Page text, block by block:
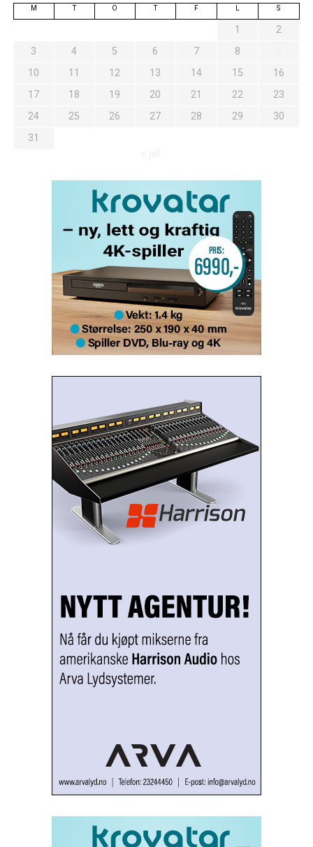
M T O T F S
1
2
3
4 5 6 7 8
10
11 12 13 14 15
16
17
18 19 20 21 22
23
24
25 26 27 28 29
30
31